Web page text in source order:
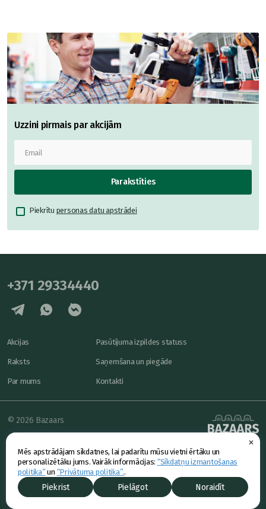
×
Mēs apstrādājam sīkdatnes, lai padarītu mūsu vietni ērtāku un
personalizētāku jums. Vairāk informācijas: “Sīkdatņu izmantošanas
politika” un “Privātuma politika”..
Piekrist Pielāgot Noraidīt
Uzzini pirmais par akcijām
Parakstīties
Piekrītu personas datu apstrādei
+371 29334440
Akcijas
Raksts
Par mums
Pasūtījuma izpildes statuss
Saņemšana un piegāde
Kontakti
powered by
© 2026 Bazaars
Konfidencialitāte
Piedāvājums